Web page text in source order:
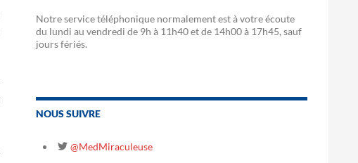
Notre service téléphonique normalement est à votre écoute
du lundi au vendredi de 9h à 11h40 et de 14h00 à 17h45, sauf
jours fériés.
NOUS SUIVRE
@MedMiraculeuse